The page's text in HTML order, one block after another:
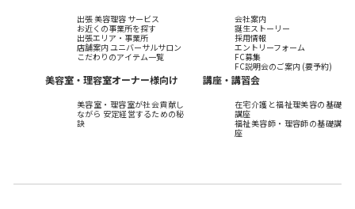
出張 美容理容 サービス
お近くの事業所を探す
出張エリア・事業所
店舗案内 ユニバーサルサロン
こだわりのアイテム一覧
会社案内
誕生ストーリー
採用情報
エントリーフォーム
FC募集
FC説明会のご案内 (要予約)
美容室・理容室オーナー様向け
美容室・理容室が社会貢献し
ながら 安定経営するための秘
訣
講座・講習会
在宅介護と福祉理美容の基礎
講座
福祉美容師・理容師の基礎講
座